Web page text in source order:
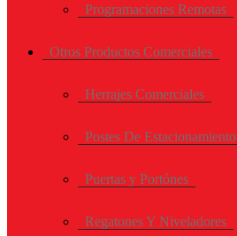
Programaciones Remotas
Otros Productos Comerciales
Herrajes Comerciales
Postes De Estacionamiento
Puertas y Portónes
Regatones Y Niveladores